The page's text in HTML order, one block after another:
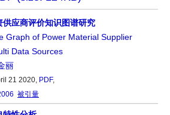
应商评价知识图谱研究
Graph of Power Material Supplier
Data Sources
丽
21 2020, PDF,
被引量